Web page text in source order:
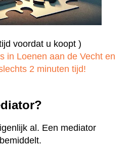
voordat u koopt )
in Loenen aan de Vecht en
2 minuten tijd!
al. Een mediator